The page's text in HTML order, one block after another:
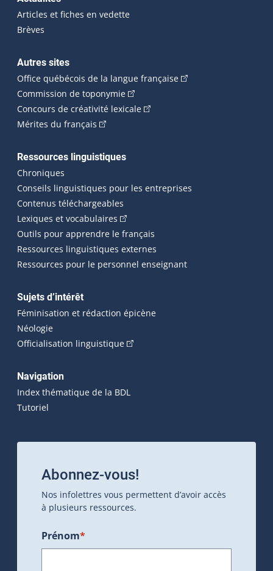
Articles et fiches en vedette
Brèves
Autres sites
Office québécois de la langue française(Cet hyperlien
Commission de toponymie(Cet hyperlien externe s'ouvrira
Concours de créativité lexicale(Cet hyperlien externe
Mérites du français (Cet hyperlien externe s'ouvrira dans une
Ressources linguistiques
Chroniques
Conseils linguistiques pour les entreprises
Contenus téléchargeables
Lexiques et vocabulaires (Cet hyperlien externe s'ouvrira
Outils pour apprendre le français
Ressources linguistiques externes
Ressources pour le personnel enseignant
Sujets d’intérêt
Féminisation et rédaction épicène
Néologie
Officialisation linguistique(Cet hyperlien externe s'ouvrira
Navigation
Index thématique de la BDL
Tutoriel
Abonnez-vous!
Nos infolettres vous permettent d’avoir accès
à plusieurs ressources.
Prénom*